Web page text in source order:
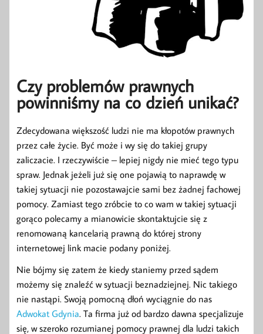
Czy problemów prawnych
powinniśmy na co dzień unikać?
Zdecydowana większość ludzi nie ma kłopotów prawnych
przez całe życie. Być może i wy się do takiej grupy
zaliczacie. I rzeczywiście – lepiej nigdy nie mieć tego typu
spraw. Jednak jeżeli już się one pojawią to naprawdę w
takiej sytuacji nie pozostawajcie sami bez żadnej fachowej
pomocy. Zamiast tego zróbcie to co wam w takiej sytuacji
gorąco polecamy a mianowicie skontaktujcie się z
renomowaną kancelarią prawną do której strony
internetowej link macie podany poniżej.
Nie bójmy się zatem że kiedy staniemy przed sądem
możemy się znaleźć w sytuacji beznadziejnej. Nic takiego
nie nastąpi. Swoją pomocną dłoń wyciągnie do nas
Adwokat Gdynia. Ta firma już od bardzo dawna specjalizuje
się, w szeroko rozumianej pomocy prawnej dla ludzi takich